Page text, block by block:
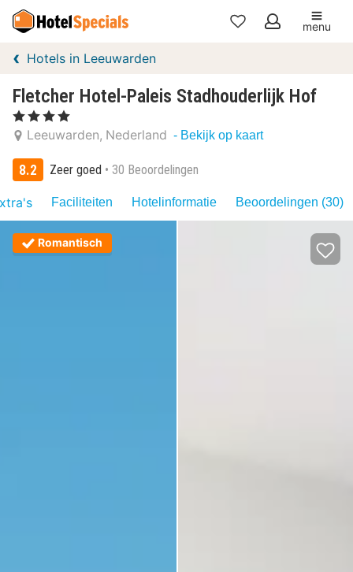
Mijn
menu
Hotels in Leeuwarden
Fletcher Hotel-Paleis Stadhouderlijk Hof
, 4 Sterren
Leeuwarden Nederland - Bekijk op kaart
8.2 Zeer goed 30 Beoordelingen
Faciliteiten Hotelinformatie Beoordelingen (30)
Romantisch